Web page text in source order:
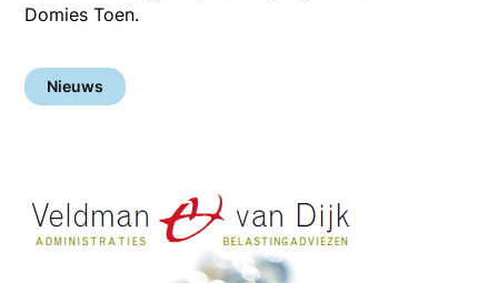
Domies Toen.
Nieuws